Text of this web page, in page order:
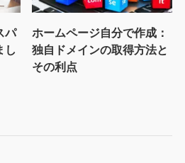
パ
し
ホームページ自分で作成：
独自ドメインの取得方法と
その利点